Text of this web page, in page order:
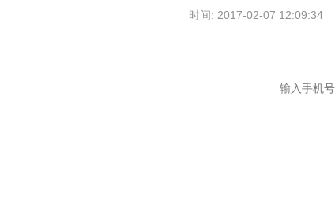
时间: 2017-02-07 12:09:34